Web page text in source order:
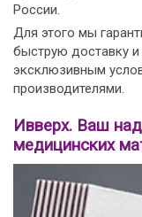
России.
Для этого мы
быструю доставку
эксклюзивным
производителями.
Ивверх. Ваш
медицинских